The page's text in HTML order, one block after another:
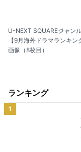
U-NEXT SQUAREジャン
画像（8枚目）
ランキング
1